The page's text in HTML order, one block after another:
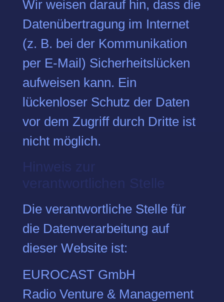
Wir weisen darauf hin, dass die
Datenübertragung im Internet
(z. B. bei der Kommunikation
per E-Mail) Sicherheitslücken
aufweisen kann. Ein
lückenloser Schutz der Daten
vor dem Zugriff durch Dritte ist
nicht möglich.
Hinweis zur
verantwortlichen Stelle
Die verantwortliche Stelle für
die Datenverarbeitung auf
dieser Website ist:
EUROCAST GmbH
Radio Venture & Management